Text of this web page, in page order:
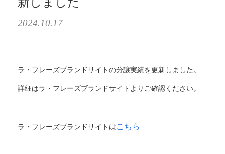
2024.10.17
ラ・フレーズブランドサイトの分譲実績を更新しました。
詳細はラ・フレーズブランドサイトよりご確認ください。
ラ・フレーズブランドサイトはこちら